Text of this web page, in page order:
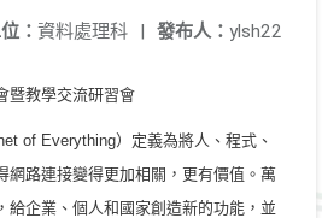
發布人： ylsh22
： 資料處理科 |
暨教學交流研習會
of Everything）定義為將人、程式、
網路連接變得更加相關，更有價值。萬
給企業、個人和國家創造新的功能，並